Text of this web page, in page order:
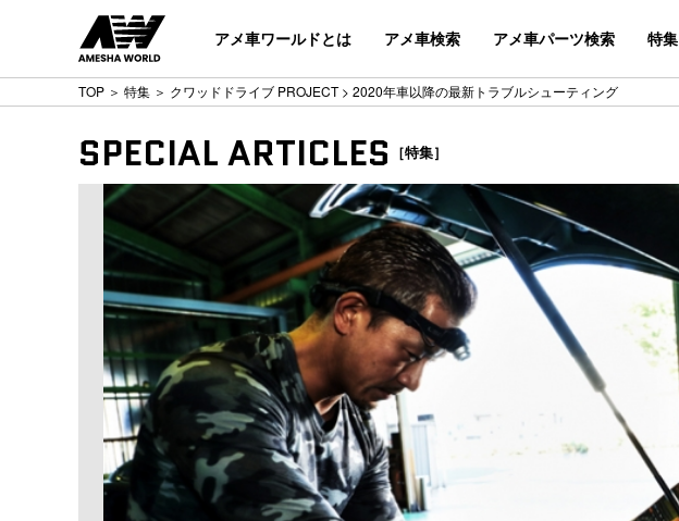
アメ車ワールドとは アメ車検索 アメ車パーツ検索 特集
TOP ＞ 特集 ＞ クワッドドライブ PROJECT> 2020年車以降の最新トラブルシューティング
SPECIAL ARTICLES ［特集］